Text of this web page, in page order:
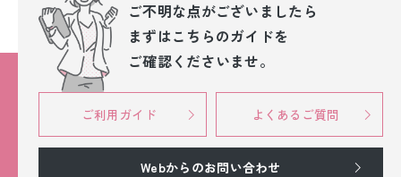
ご不明な点がございましたら
まずはこちらのガイドを
ご確認くださいませ。
ご利用ガイド よくあるご質問
Webからのお問い合わせ